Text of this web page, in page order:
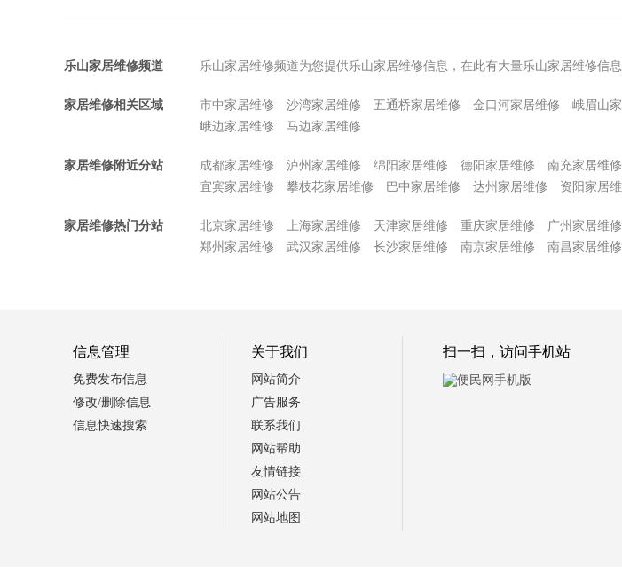
乐山家居维修频道 乐山家居维修频道为您提供乐山家居维修信息，在此有大量乐山家居维修信
家居维修相关区域 市中家居维修 沙湾家居维修 五通桥家居维修 金口河家居维修 峨眉山
峨边家居维修
马边家居维修
家居维修附近分站 成都家居维修 泸州家居维修 绵阳家居维修 德阳家居维修 南充家居维修
宜宾家居维修
攀枝花家居维修 巴中家居维修 达州家居维修 资阳家居
家居维修热门分站 北京家居维修 上海家居维修 天津家居维修 重庆家居维修 广州家居维修
郑州家居维修
武汉家居维修 长沙家居维修 南京家居维修 南昌家居维修
信息管理
免费发布信息
修改/删除信息
信息快速搜索
关于我们
网站简介
广告服务
联系我们
网站帮助
友情链接
网站公告
网站地图
扫一扫，访问手机站